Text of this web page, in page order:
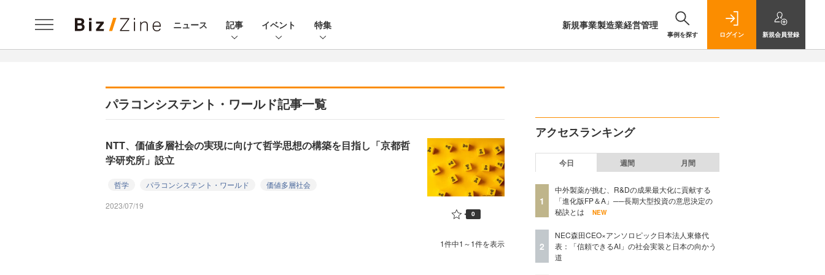
ニュース 記事 イベント 特集 新規事業製造業経営管理
事例を探す ログイン 新規会員登録
パラコンシステント・ワールド記事一覧
NTT、価値多層社会の実現に向けて哲学思想の構築を目指し「京都哲
学研究所」設立
哲学 パラコンシステント・ワールド
価値多層社会
2023/07/19
0
1件中1～1件を表示
アクセスランキング
今日 週間 月間
1
中外製薬が挑む、R&Dの成果最大化に貢献する
「進化版FP＆A」──長期大型投資の意思決定の
秘訣とは
NEW
2
NEC森田CEO×アンソロピック日本法人東條代
表：「信頼できるAI」の社会実装と日本の向かう
道